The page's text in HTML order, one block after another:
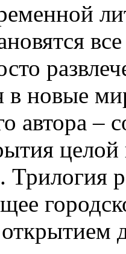
в новые
автора –
Трилогия